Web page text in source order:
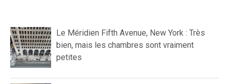
Le Méridien Fifth Avenue, New York : Très
bien, mais les chambres sont vraiment
petites